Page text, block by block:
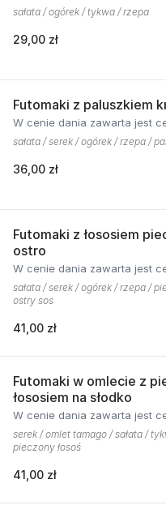
sałata / ogórek / tykwa / rzepa
29,00 zł
Futomaki z paluszkiem
W cenie dania zawarta jest
sałata / serek / ogórek / rzepa /
36,00 zł
Futomaki z łososiem
ostro
W cenie dania zawarta jest
sałata / serek / ogórek / rzepa /
ostry sos
41,00 zł
Futomaki w omlecie z
łososiem na słodko
W cenie dania zawarta jest
serek / omlet tamago / sałata /
pieczony łosoś
41,00 zł